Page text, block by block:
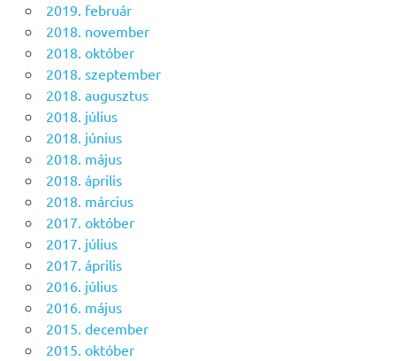
2019. február
2018. november
2018. október
2018. szeptember
2018. augusztus
2018. július
2018. június
2018. május
2018. április
2018. március
2017. október
2017. július
2017. április
2016. július
2016. május
2015. december
2015. október